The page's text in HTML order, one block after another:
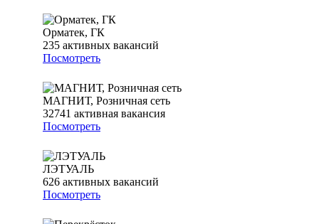
Орматек, ГК
235 активных вакансий
Посмотреть
МАГНИТ, Розничная сеть
32741 активная вакансия
Посмотреть
ЛЭТУАЛЬ
626 активных вакансий
Посмотреть